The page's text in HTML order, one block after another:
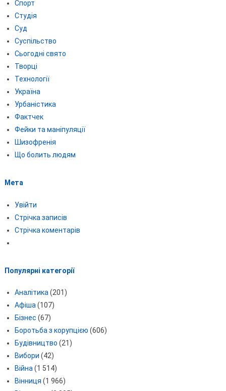
Спорт
Студія
Суд
Суспільство
Сьогодні свято
Творці
Технології
Україна
Урбаністика
Фактчек
Фейки та маніпуляції
Шизофренія
Що болить людям
Мета
Увійти
Стрічка записів
Стрічка коментарів
Популярні категорії
Аналітика(201)
Афіша(107)
Бізнес (67)
Боротьба з корупцією (606)
Будівництво (21)
Вибори (42)
Війна(1 514)
Вінниця (1 966)